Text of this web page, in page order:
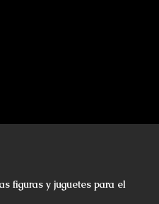
figuras y juguetes para el